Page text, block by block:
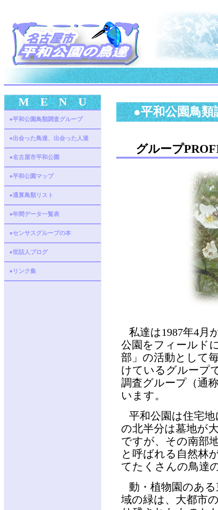
M E N U
●平和公園鳥類調査グループ
●出会った鳥達、出会った人達
●名古屋市平和公園
●平和公園マップ
●通算鳥類リスト
●年間データ一覧表
●センサスグループの本
●世話人ブログ
●リンク集
●平和公園鳥
グループ
私達は1987年4月
公園をフィールド
部」の活動として
けているグループ
調査グループ（通
います。
平和公園は住宅
の北半分は墓地が
ですが、その南部
と呼ばれる自然林
てたくさんの鳥達
動・植物園のあ
域の緑は、大都市